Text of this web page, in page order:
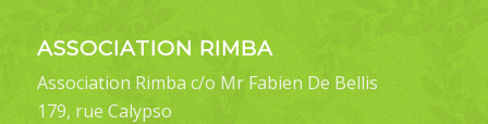
ASSOCIATION RIMBA
Association Rimba c/o Mr Fabien De Bellis
179, rue Calypso